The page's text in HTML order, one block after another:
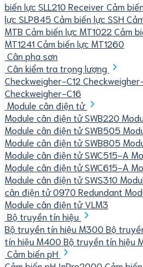
biến lực SLL210 ReceiverCảm
lực SLP845 Cảm biến lực SSH
MTB Cảm biến lực MT1022 Cảm
MT1241Cảm biến lực MT1260
Cân pha sơn
Cân kiểm tra trọng lượng
Checkweigher-C12
Checkweigher-C16
Module cân điện tử
Module cân điện tử SWB220
Module cân điện tử SWB505
Module cân điện tử SWB805
Module cân điện tử SWC515-A
Module cân điện tử SWC615-A
Module cân điện tử SWS310
cân điện tử 0970 Redundant
Module cân điện tử VLM3
Bộ truyền tín hiệu
Bộ truyền tín hiệu M300 Bộ
tín hiệu M400 Bộ truyền tín hiệu
Cảm biến pH